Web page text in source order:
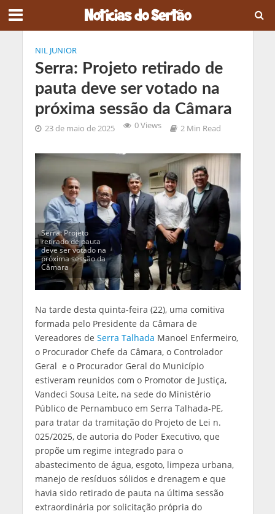
NIL JUNIOR
Serra: Projeto retirado de
pauta deve ser votado na
próxima sessão da Câmara
23 de maio de 2025 0 Views 2 Min Read
Serra: Projeto
retirado de pauta
deve ser votado na
próxima sessão da
Câmara
Na tarde desta quinta-feira (22), uma comitiva
formada pelo Presidente da Câmara de
Vereadores de Serra Talhada Manoel Enfermeiro,
o Procurador Chefe da Câmara, o Controlador
Geral e o Procurador Geral do Município
estiveram reunidos com o Promotor de Justiça,
Vandeci Sousa Leite, na sede do Ministério
Público de Pernambuco em Serra Talhada-PE,
para tratar da tramitação do Projeto de Lei n.
025/2025, de autoria do Poder Executivo, que
propõe um regime integrado para o
abastecimento de água, esgoto, limpeza urbana,
manejo de resíduos sólidos e drenagem e que
havia sido retirado de pauta na última sessão
extraordinária por solicitação própria do